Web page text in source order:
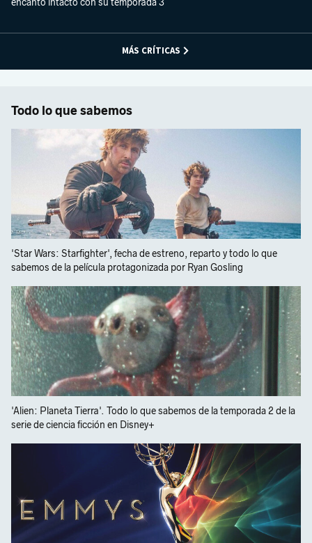
encanto intacto con su temporada 3
MÁS CRÍTICAS
Todo lo que sabemos
'Star Wars: Starfighter', fecha de estreno, reparto y todo lo que
sabemos de la película protagonizada por Ryan Gosling
'Alien: Planeta Tierra'. Todo lo que sabemos de la temporada 2 de la
serie de ciencia ficción en Disney+